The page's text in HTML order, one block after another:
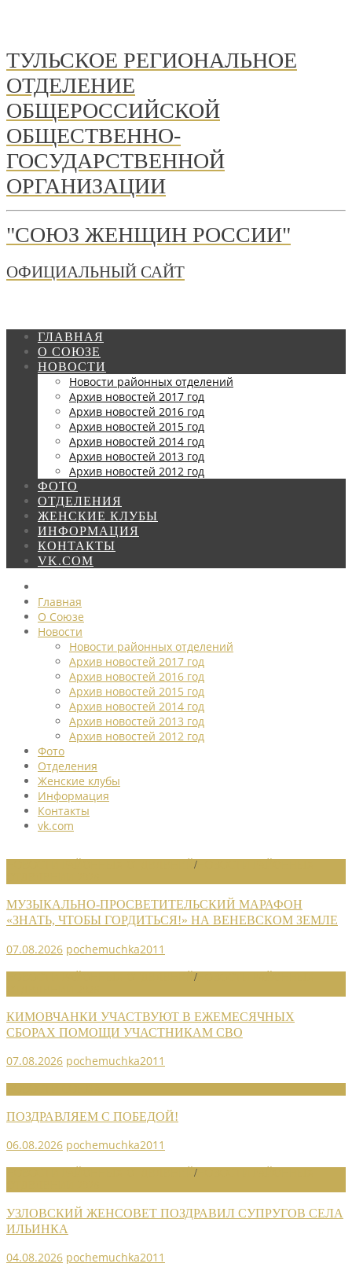
ТУЛЬСКОЕ РЕГИОНАЛЬНОЕ
ОТДЕЛЕНИЕ
ОБЩЕРОССИЙСКОЙ
ОБЩЕСТВЕННО-
ГОСУДАРСТВЕННОЙ
ОРГАНИЗАЦИИ
"СОЮЗ ЖЕНЩИН РОССИИ"
ОФИЦИАЛЬНЫЙ САЙТ
ГЛАВНАЯ
О СОЮЗЕ
НОВОСТИ
Новости районных отделений
Архив новостей 2017 год
Архив новостей 2016 год
Архив новостей 2015 год
Архив новостей 2014 год
Архив новостей 2013 год
Архив новостей 2012 год
ФОТО
ОТДЕЛЕНИЯ
ЖЕНСКИЕ КЛУБЫ
ИНФОРМАЦИЯ
КОНТАКТЫ
VK.COM
Главная
О Союзе
Новости
Новости районных отделений
Архив новостей 2017 год
Архив новостей 2016 год
Архив новостей 2015 год
Архив новостей 2014 год
Архив новостей 2013 год
Архив новостей 2012 год
Фото
Отделения
Женские клубы
Информация
Контакты
vk.com
/
МУЗЫКАЛЬНО-ПРОСВЕТИТЕЛЬСКИЙ МАРАФОН
«ЗНАТЬ, ЧТОБЫ ГОРДИТЬСЯ!» НА ВЕНЕВСКОМ ЗЕМЛЕ
07.08.2026 pochemuchka2011
/
КИМОВЧАНКИ УЧАСТВУЮТ В ЕЖЕМЕСЯЧНЫХ
СБОРАХ ПОМОЩИ УЧАСТНИКАМ СВО
07.08.2026 pochemuchka2011
ПОЗДРАВЛЯЕМ С ПОБЕДОЙ!
06.08.2026 pochemuchka2011
/
УЗЛОВСКИЙ ЖЕНСОВЕТ ПОЗДРАВИЛ СУПРУГОВ СЕЛА
ИЛЬИНКА
04.08.2026 pochemuchka2011